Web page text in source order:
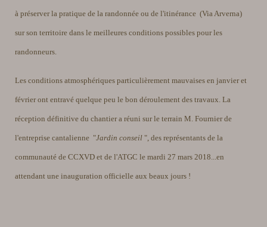
à préserver la pratique de la randonnée ou de l'itinérance (Via Arverna)
sur son territoire dans le meilleures conditions possibles pour les
randonneurs.
Les conditions atmosphériques particulièrement mauvaises en janvier et
février ont entravé quelque peu le bon déroulement des travaux. La
réception définitive du chantier a réuni sur le terrain M. Fournier de
l'entreprise cantalienne "Jardin conseil ", des représentants de la
communauté de CCXVD et de l'ATGC le mardi 27 mars 2018...en
attendant une inauguration officielle aux beaux jours !